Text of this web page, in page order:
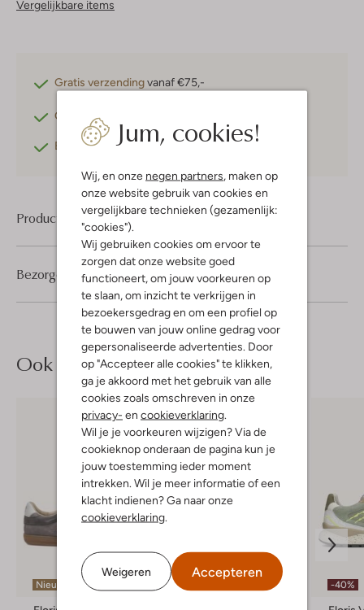
Jum, cookies!
Wij, en onze negen partners, maken op
onze website gebruik van cookies en
vergelijkbare technieken (gezamenlijk:
"cookies").
Wij gebruiken cookies om ervoor te
zorgen dat onze website goed
functioneert, om jouw voorkeuren op
te slaan, om inzicht te verkrijgen in
bezoekersgedrag en om een profiel op
te bouwen van jouw online gedrag voor
gepersonaliseerde advertenties. Door
op "Accepteer alle cookies" te klikken,
ga je akkoord met het gebruik van alle
cookies zoals omschreven in onze
privacy- en cookieverklaring.
Wil je je voorkeuren wijzigen? Via de
cookieknop onderaan de pagina kun je
jouw toestemming ieder moment
intrekken. Wil je meer informatie of een
klacht indienen? Ga naar onze
cookieverklaring.
Weigeren Accepteren
Vergelijkbare items
Gratis verzendingvanaf €75,-
Gratis retourneren
Betaal achterafmet Klarna
Product informatie
Bezorgen & retourneren
Ook iets voor jou?
Nieuw -40%